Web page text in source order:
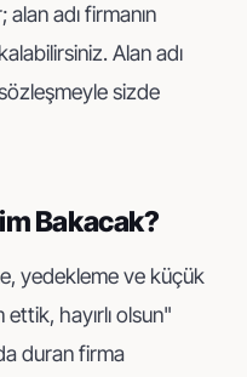
alan adı firmanın
Alan adı
sizde
Bakacak?
yedekleme ve küçük
hayırlı olsun"
duran firma